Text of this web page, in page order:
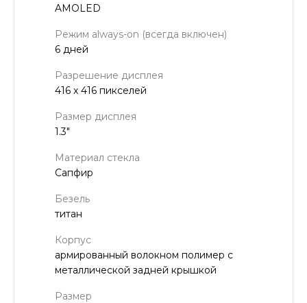
AMOLED
Режим always-on (всегда включен)
6 дней
Разрешение дисплея
416 x 416 пикселей
Размер дисплея
1.3"
Материал стекла
Сапфир
Безель
титан
Корпус
армированный волокном полимер с
металлической задней крышкой
Размер